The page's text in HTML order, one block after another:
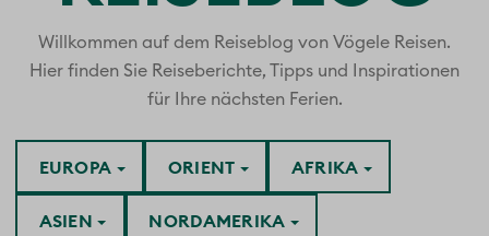
Willkommen auf dem Reiseblog von Vögele Reisen.
Hier finden Sie Reiseberichte, Tipps und Inspirationen
für Ihre nächsten Ferien.
AFRIKA
ASIEN
EUROPA
NORDAMERIKA
ORIENT